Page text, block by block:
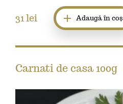
31lei Adaugă în coș
Carnati de casa 100g